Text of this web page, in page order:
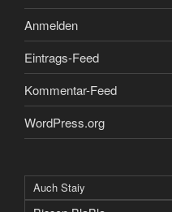
Anmelden
Eintrags-Feed
Kommentar-Feed
WordPress.org
Auch Staiy